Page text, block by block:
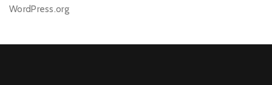
WordPress.org